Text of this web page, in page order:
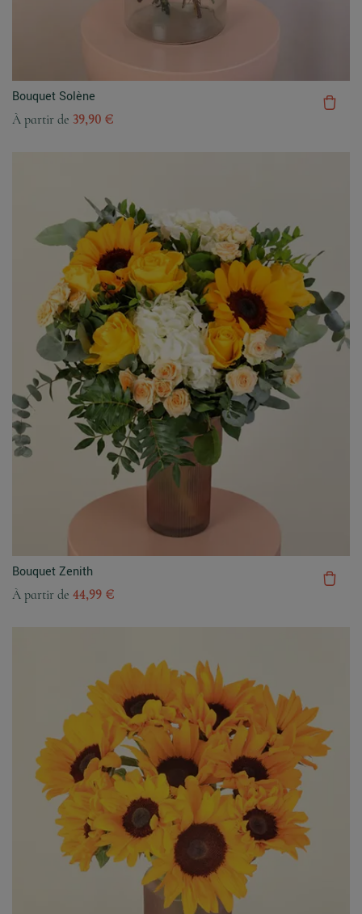
Bouquet Solène
À partir de 39,90 €
Bouquet Zenith
À partir de 44,99 €